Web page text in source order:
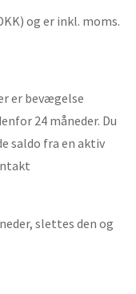
og er inkl. moms.
er bevægelse
24 måneder. Du
saldo fra en aktiv
slettes den og